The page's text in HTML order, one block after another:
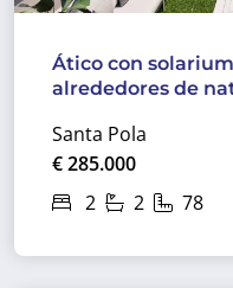
Ático con
alrededores de
Santa Pola
€ 285.000
2
2 78